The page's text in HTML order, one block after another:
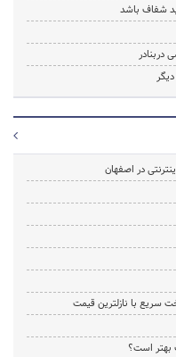
شفاف باشد
در اصفهان
سریع با نازلترین قیمت
بهتر است؟